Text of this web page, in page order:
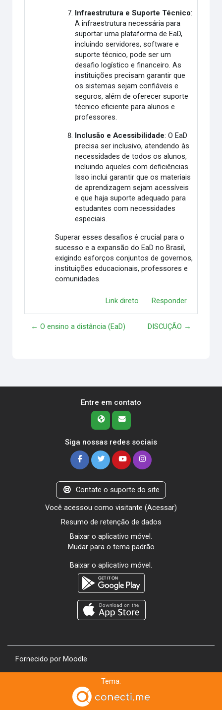
Infraestrutura e Suporte Técnico:
A infraestrutura necessária para
suportar uma plataforma de EaD,
incluindo servidores, software e
suporte técnico, pode ser um
desafio logístico e financeiro. As
instituições precisam garantir que
os sistemas sejam confiáveis e
seguros, além de oferecer suporte
técnico eficiente para alunos e
professores.
Inclusão e Acessibilidade: O EaD
precisa ser inclusivo, atendendo às
necessidades de todos os alunos,
incluindo aqueles com deficiências.
Isso inclui garantir que os materiais
de aprendizagem sejam acessíveis
e que haja suporte adequado para
estudantes com necessidades
especiais.
Superar esses desafios é crucial para o
sucesso e a expansão do EaD no Brasil,
exigindo esforços conjuntos de governos,
instituições educacionais, professores e
comunidades.
Link direto Responder
← O ensino a distância (EaD) DISCUÇÃO →
Entre em contato
Siga nossas redes sociais
Contate o suporte do site
Você acessou como visitante (Acessar)
Resumo de retenção de dados
Baixar o aplicativo móvel.
Mudar para o tema padrão
Baixar o aplicativo móvel.
Fornecido por Moodle
Tema: